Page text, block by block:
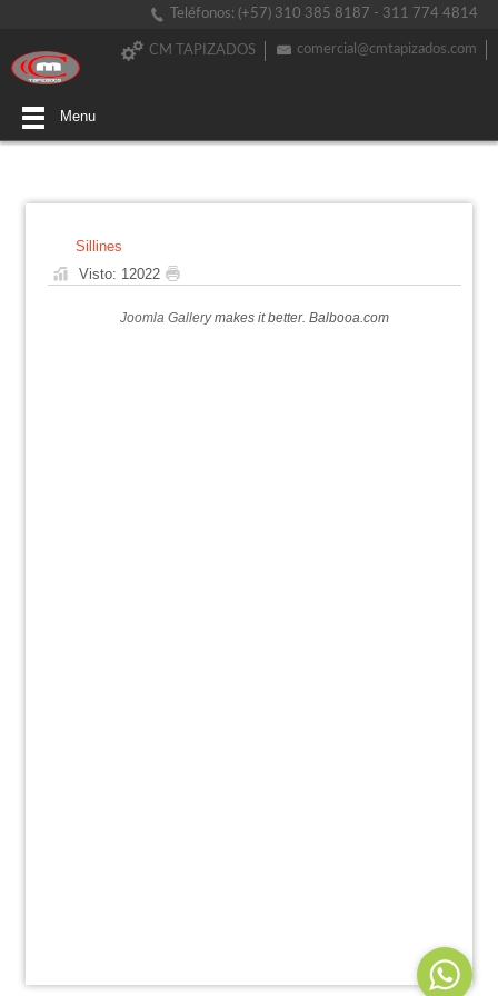
Teléfonos: (+57) 310 385 8187 - 311 774 4814
comercial@cmtapizados.com
CM TAPIZADOS
Menu
Sillines
Visto: 12022
Joomla Gallerymakes it better. Balbooa.com